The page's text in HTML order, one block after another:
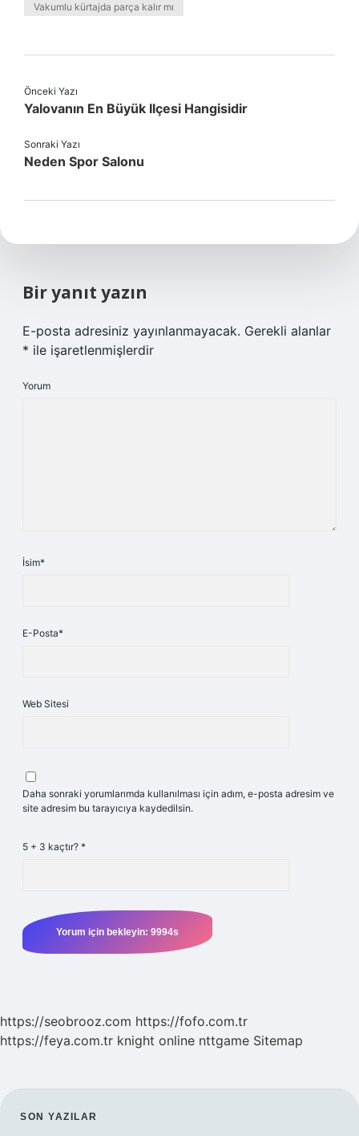
Vakumlu kürtajda parça kalır mı
Önceki Yazı
Yalovanın En Büyük Ilçesi Hangisidir
Sonraki Yazı
Neden Spor Salonu
Bir yanıt yazın
E-posta adresiniz yayınlanmayacak. Gerekli alanlar
* ile işaretlenmişlerdir
Yorum
İsim*
E-Posta*
Web Sitesi
Daha sonraki yorumlarımda kullanılması için adım, e-posta adresim ve
site adresim bu tarayıcıya kaydedilsin.
5 + 3 kaçtır? *
https://seobrooz.com https://fofo.com.tr
https://feya.com.tr knight online nttgame Sitemap
SIDEBAR
SON YAZILAR